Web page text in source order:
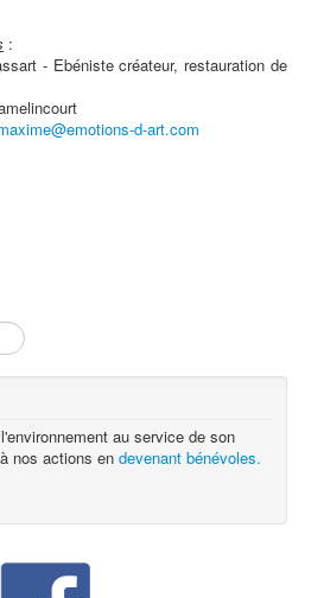
:
- Ebéniste créateur, restauration de
d-art.com
au service de son
nos actions en devenant bénévoles.